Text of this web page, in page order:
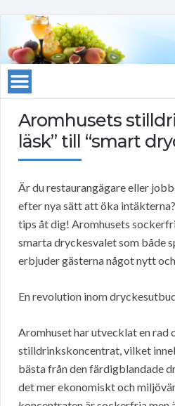
Aromhusets
läsk” till “smart
Är du restaurangägare eller
efter nya sätt att öka
tips åt dig! Aromhusets
smarta dryckesvalet som både
erbjuder gästerna något nytt
En revolution inom
Aromhuset har utvecklat en rad
stilldrinkskoncentrat, vilket
bästa från den färdigblandade
det mer ekonomiskt och